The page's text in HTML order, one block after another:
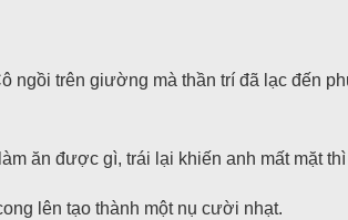
trên giường mà thần trí đã lạc đến
ăn được gì, trái lại khiến anh mất mặt thì
lên tạo thành một nụ cười nhạt.